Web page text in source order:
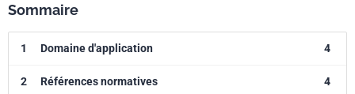
Sommaire
1 Domaine d'application 4
2 Références normatives 4